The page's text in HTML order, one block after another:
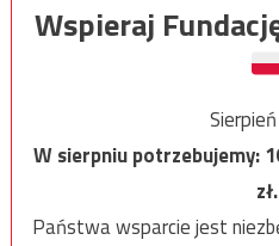
Wspieraj
W sierpniu potrzebujemy:
zł.
Państwa wsparcie jest